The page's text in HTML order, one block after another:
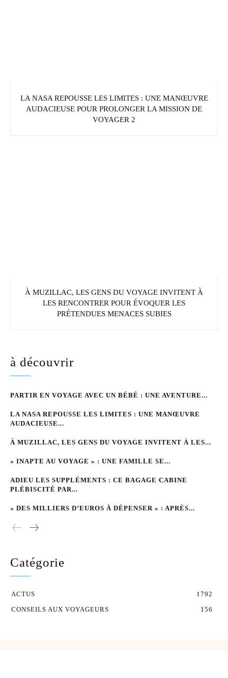
LA NASA REPOUSSE LES LIMITES : UNE MANŒUVRE
AUDACIEUSE POUR PROLONGER LA MISSION DE
VOYAGER 2
À MUZILLAC, LES GENS DU VOYAGE INVITENT À
LES RENCONTRER POUR ÉVOQUER LES
PRÉTENDUES MENACES SUBIES
à découvrir
PARTIR EN VOYAGE AVEC UN BÉBÉ : UNE AVENTURE...
LA NASA REPOUSSE LES LIMITES : UNE MANŒUVRE
AUDACIEUSE...
À MUZILLAC, LES GENS DU VOYAGE INVITENT À LES...
« INAPTE AU VOYAGE » : UNE FAMILLE SE...
ADIEU LES SUPPLÉMENTS : CE BAGAGE CABINE
PLÉBISCITÉ PAR...
« DES MILLIERS D’EUROS À DÉPENSER » : APRÈS...
Catégorie
ACTUS
1792
CONSEILS AUX VOYAGEURS
156